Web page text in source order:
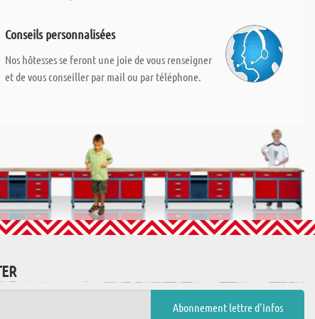
Conseils personnalisées
Nos hôtesses se feront une joie de vous renseigner
et de vous conseiller par mail ou par téléphone.